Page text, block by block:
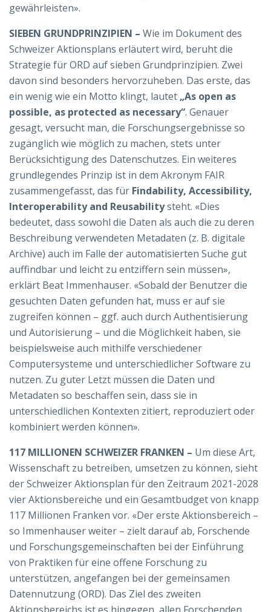
gewährleisten».
SIEBEN GRUNDPRINZIPIEN – Wie im Dokument des
Schweizer Aktionsplans erläutert wird, beruht die
Strategie für ORD auf sieben Grundprinzipien. Zwei
davon sind besonders hervorzuheben. Das erste, das
ein wenig wie ein Motto klingt, lautet „As open as
possible, as protected as necessary“. Genauer
gesagt, versucht man, die Forschungsergebnisse so
zugänglich wie möglich zu machen, stets unter
Berücksichtigung des Datenschutzes. Ein weiteres
grundlegendes Prinzip ist in dem Akronym FAIR
zusammengefasst, das für Findability, Accessibility,
Interoperability and Reusabilitysteht. «Dies
bedeutet, dass sowohl die Daten als auch die zu deren
Beschreibung verwendeten Metadaten (z. B. digitale
Archive) auch im Falle der automatisierten Suche gut
auffindbar und leicht zu entziffern sein müssen»,
erklärt Beat Immenhauser. «Sobald der Benutzer die
gesuchten Daten gefunden hat, muss er auf sie
zugreifen können – ggf. auch durch Authentisierung
und Autorisierung – und die Möglichkeit haben, sie
beispielsweise auch mithilfe verschiedener
Computersysteme und unterschiedlicher Software zu
nutzen. Zu guter Letzt müssen die Daten und
Metadaten so beschaffen sein, dass sie in
unterschiedlichen Kontexten zitiert, reproduziert oder
kombiniert werden können».
117 MILLIONEN SCHWEIZER FRANKEN – Um diese Art,
Wissenschaft zu betreiben, umsetzen zu können, sieht
der Schweizer Aktionsplan für den Zeitraum 2021-2028
vier Aktionsbereiche und ein Gesamtbudget von knapp
117 Millionen Franken vor. «Der erste Aktionsbereich –
so Immenhauser weiter – zielt darauf ab, Forschende
und Forschungsgemeinschaften bei der Einführung
von Praktiken für eine offene Forschung zu
unterstützen, angefangen bei der gemeinsamen
Datennutzung (ORD). Das Ziel des zweiten